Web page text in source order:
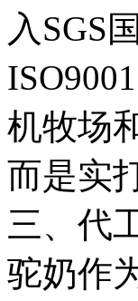
入SGS
机牧场
而是实
三、代
驼奶作